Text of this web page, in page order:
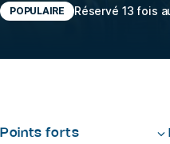
POPULAIRE Réservé 13 fois
Points forts